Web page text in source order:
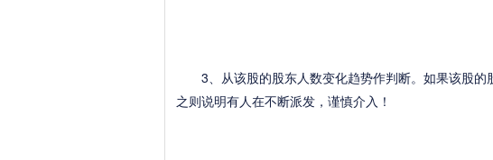
3、从该股的股东人数变化趋势作判断。如果该股的
之则说明有人在不断派发，谨慎介入！